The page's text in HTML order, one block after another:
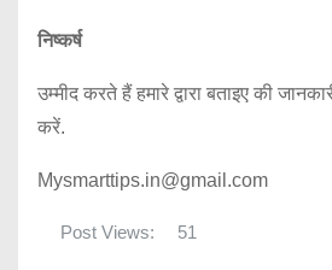
निष्कर्ष
उम्मीद करते हैं हमारे द्वारा बताइए की
करें.
Mysmarttips.in@gmail.com
Post Views: 51